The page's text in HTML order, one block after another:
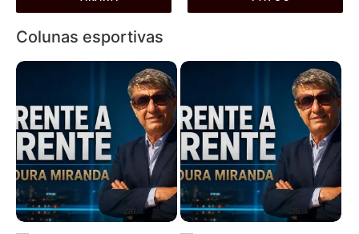
Colunas esportivas